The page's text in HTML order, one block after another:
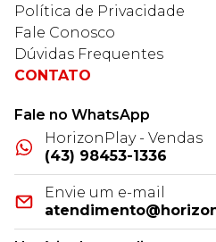
Política de Privacidade
Fale Conosco
Dúvidas Frequentes
CONTATO
Fale no WhatsApp
HorizonPlay - Vendas
(43) 98453-1336
Envie um e-mail